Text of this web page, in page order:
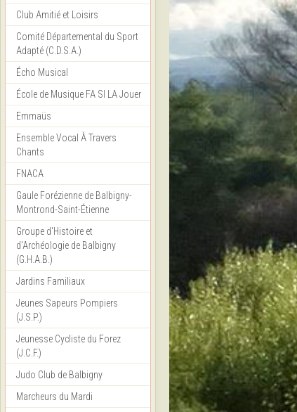
Club Amitié et Loisirs
Comité Départemental du Sport
Adapté (C.D.S.A.)
Écho Musical
École de Musique FA SI LA Jouer
Emmaüs
Ensemble Vocal À Travers
Chants
FNACA
Gaule Forézienne de Balbigny-
Montrond-Saint-Étienne
Groupe d'Histoire et
d'Archéologie de Balbigny
(G.H.A.B.)
Jardins Familiaux
Jeunes Sapeurs Pompiers
(J.S.P.)
Jeunesse Cycliste du Forez
(J.C.F.)
Judo Club de Balbigny
Marcheurs du Mardi